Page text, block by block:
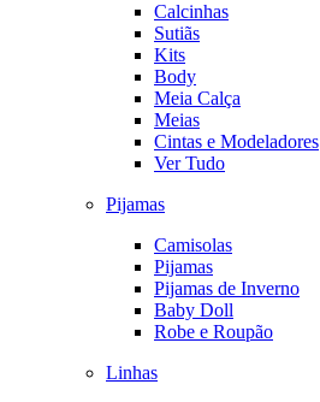
Calcinhas
Sutiãs
Kits
Body
Meia Calça
Meias
Cintas e Modeladores
Ver Tudo
Pijamas
Camisolas
Pijamas
Pijamas de Inverno
Baby Doll
Robe e Roupão
Linhas